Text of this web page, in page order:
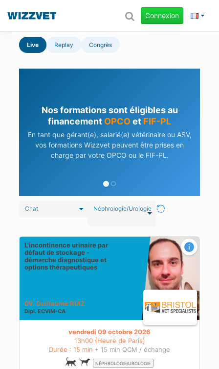
Connexion
Live Replay Congrès
Nos formations sont éligibles au
financement OPCOet FIF-PL
En tant que gérant(e), salarié(e) vétérinaire ou ASV,
vos formations Wizzvet peuvent être prises en
charge par votre OPCO ou le FIF-PL.
Chat Néphrologie/Urologie
L'incontinence urinaire par
défaut de stockage -
démarche diagnostique et
options thérapeutiques
DV. Guillaume RUIZ
Dipl. ECVIM-CA
vendredi 09 octobre 2026
13h00 (Heure de Paris)
Durée : 15 min + 15 min QCM / échange
NÉPHROLOGIE/UROLOGIE